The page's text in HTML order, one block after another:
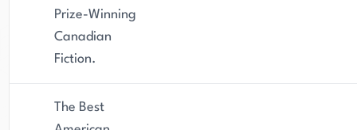
Prize-Winning
Canadian
Fiction.
The Best